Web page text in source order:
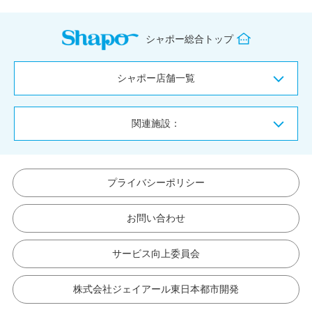
シャポー総合トップ
シャポー店舗一覧
関連施設：
プライバシーポリシー
お問い合わせ
サービス向上委員会
株式会社ジェイアール東日本都市開発